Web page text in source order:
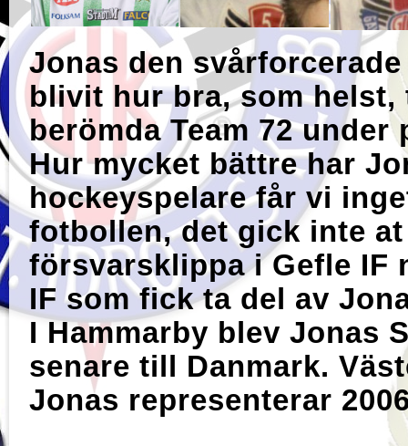
Jonas den
blivit hur bra, som
berömda Team 72
Hur mycket bättre har
hockeyspelare får vi
fotbollen, det gick inte
försvarsklippa i Gefle IF
IF som fick ta del av
I Hammarby blev Jonas
senare till Danmark.
Jonas representerar